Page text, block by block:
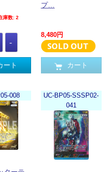
在庫数: 2
ート
プ…
8,480円
カート
008
UC-BP05-SSSP02-
041